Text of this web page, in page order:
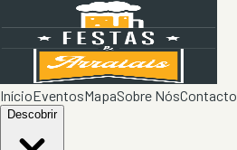
InícioEventosMapaSobre NósContacto
Descobrir